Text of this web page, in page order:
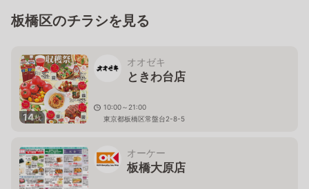
板橋区のチラシを見る
14枚
オオゼキ
ときわ台店
10:00～21:00
東京都板橋区常盤台2-8-5
オーケー
板橋大原店